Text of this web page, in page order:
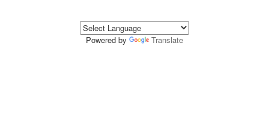
Powered by Translate